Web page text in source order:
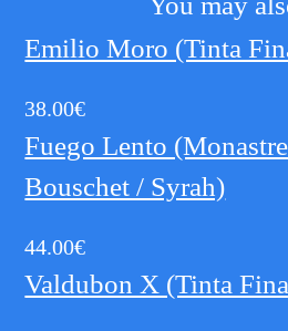
Emilio Moro (Tinta
38.00€
Fuego Lento
Bouschet / Syrah)
44.00€
Valdubon X (Tinta